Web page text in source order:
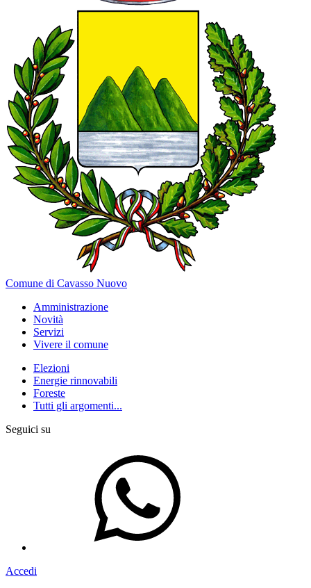
Comune di Cavasso Nuovo
Amministrazione
Novità
Servizi
Vivere il comune
Elezioni
Energie rinnovabili
Foreste
Tutti gli argomenti...
Seguici su
Accedi